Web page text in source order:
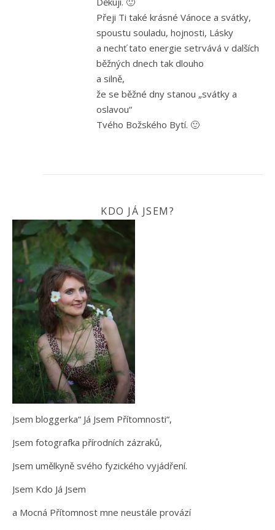
Přeji Ti také krásné Vánoce a svátky,
spoustu souladu, hojnosti, Lásky
a nechť tato energie setrvává v dalších
běžných dnech tak dlouho
a silně,
že se běžné dny stanou „svátky a
oslavou“
Tvého Božského Bytí. 🙂
KDO JÁ JSEM?
Jsem bloggerka“ Já Jsem Přítomnosti“,
Jsem fotografka přírodních zázraků,
Jsem umělkyně svého fyzického vyjádření.
Jsem Kdo Já Jsem
a Mocná Přítomnost mne neustále provází